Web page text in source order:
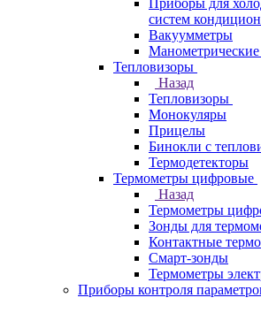
Приборы для
систем
Вакуумметры
Тепловизоры
Назад
Тепловизоры
Монокуляры
Прицелы
Бинокли с
Термодетекторы
Термометры цифровые
Назад
Термометры
Зонды для
Контактные
Смарт-зонды
Термометры
Приборы контроля